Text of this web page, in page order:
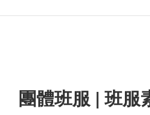
團體班服 | 班服